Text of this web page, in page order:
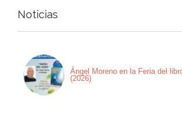
Noticias
Ángel Moreno en la Feria del
(2026)